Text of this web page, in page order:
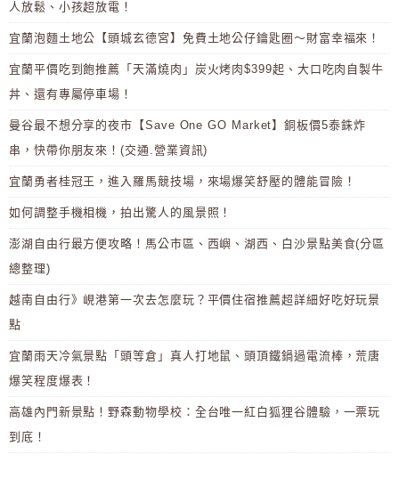
人放鬆、小孩超放電！
宜蘭泡麵土地公【頭城玄德宮】免費土地公仔鑰匙圈～財富幸福來！
宜蘭平價吃到飽推薦「天滿燒肉」炭火烤肉$399起、大口吃肉自製牛
丼、還有專屬停車場！
曼谷最不想分享的夜市【Save One GO Market】銅板價5泰銖炸
串，快帶你朋友來！(交通.營業資訊)
宜蘭勇者桂冠王，進入羅馬競技場，來場爆笑舒壓的體能冒險！
如何調整手機相機，拍出驚人的風景照！
澎湖自由行最方便攻略！馬公市區、西嶼、湖西、白沙景點美食(分區
總整理)
越南自由行》峴港第一次去怎麼玩？平價住宿推薦超詳細好吃好玩景
點
宜蘭雨天冷氣景點「頭等倉」真人打地鼠、頭頂鐵鍋過電流棒，荒唐
爆笑程度爆表！
高雄內門新景點！野森動物學校：全台唯一紅白狐狸谷體驗，一票玩
到底！